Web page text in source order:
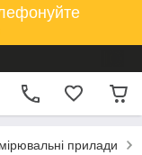
прилади